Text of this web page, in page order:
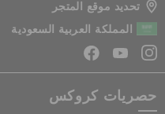
تحديد موقع المتجر
المملكة العربية السعودية
حصريات كروكس